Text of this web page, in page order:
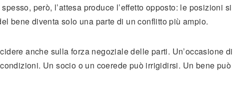
però, l’attesa produce l’effetto opposto: le posizioni si
bene diventa solo una parte di un conflitto più ampio.
anche sulla forza negoziale delle parti. Un’occasione di
Un socio o un coerede può irrigidirsi. Un bene può